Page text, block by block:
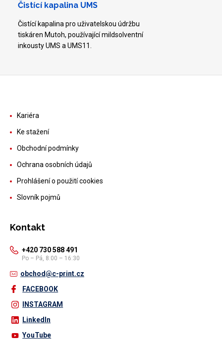
Čistící kapalina UMS
Čistící kapalina pro uživatelskou údržbu
tiskáren Mutoh, používající mildsolventní
inkousty UMS a UMS11.
Kariéra
Ke stažení
Obchodní podmínky
Ochrana osobních údajů
Prohlášení o použití cookies
Slovník pojmů
Kontakt
+420 730 588 491
Po – Pá, 8:00 – 16:30
obchod@c-print.cz
FACEBOOK
INSTAGRAM
LinkedIn
YouTube